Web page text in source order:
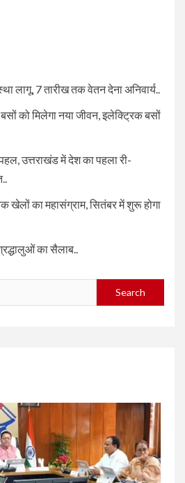
लागू, 7 तारीख तक वेतन देना अनिवार्य..
को मिलेगा नया जीवन, इलेक्ट्रिक बसों
पहल, उत्तराखंड में देश का पहला री-
खेलों का महासंग्राम, सितंबर में शुरू होगा
का सैलाब..